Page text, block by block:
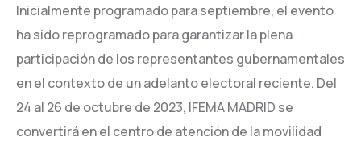
Inicialmente programado para septiembre, el evento
ha sido reprogramado para garantizar la plena
participación de los representantes gubernamentales
en el contexto de un adelanto electoral reciente. Del
24 al 26 de octubre de 2023, IFEMA MADRID se
convertirá en el centro de atención de la movilidad